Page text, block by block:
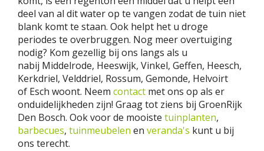
deel van al dit water op te vangen zodat de tuin niet
blank komt te staan. Ook helpt het u droge
periodes te overbruggen. Nog meer overtuiging
nodig? Kom gezellig bij ons langs als u
nabij Middelrode, Heeswijk, Vinkel, Geffen, Heesch,
Kerkdriel, Velddriel, Rossum, Gemonde, Helvoirt
of Esch woont. Neem contact met ons op als er
onduidelijkheden zijn! Graag tot ziens bij GroenRijk
Den Bosch. Ook voor de mooiste tuinplanten,
barbecues, tuinmeubelen en veranda's kunt u bij
ons terecht.